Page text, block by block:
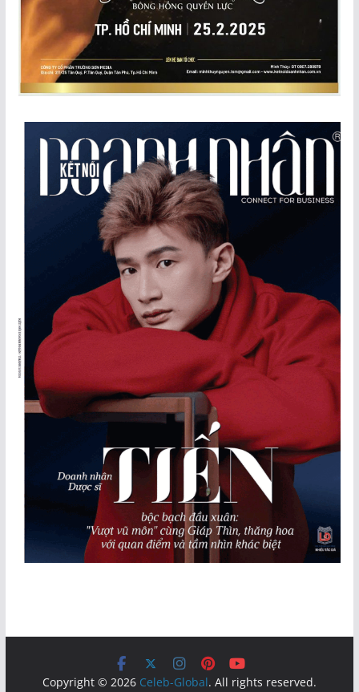
Copyright © 2026 Celeb-Global. All rights reserved.